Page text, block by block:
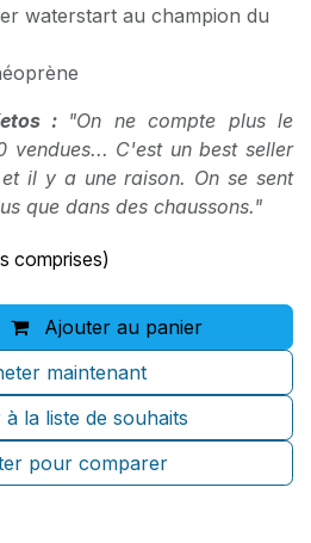
waterstart au champion du
: "On ne compte plus le
vendues... C'est un best seller
il y a une raison. On se sent
que dans des chaussons."
comprises)
Ajouter au panier
maintenant
pour comparer
la liste de souhaits